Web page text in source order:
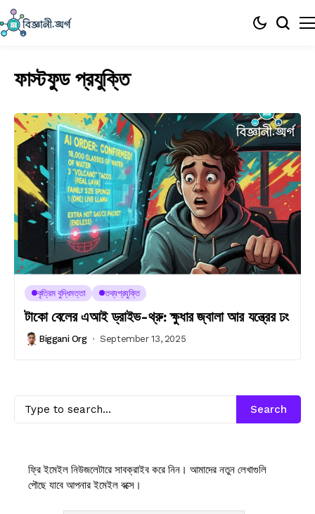
ফাস্টফুড প্রযুক্তি
কৃত্রিম বুদ্ধিমত্তা তথ্যপ্রযুক্তি
টাকো বেলের এআই ড্রাইভ-থ্রু: ক্ষুধার জ্বালা আর যন্ত্রের ঢং
Biggani Org September 13, 2025
Search
ফ্রি ইমেইল নিউজলেটারে সাবক্রাইব করে নিন। আমাদের নতুন লেখাগুলি
পৌছে যাবে আপনার ইমেইল বক্সে।